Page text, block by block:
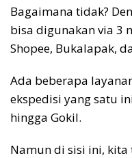
Bagaimana tidak?
bisa digunakan via 3
Shopee, Bukalapak,
Ada beberapa
ekspedisi yang satu
hingga Gokil.
Namun di sisi ini,